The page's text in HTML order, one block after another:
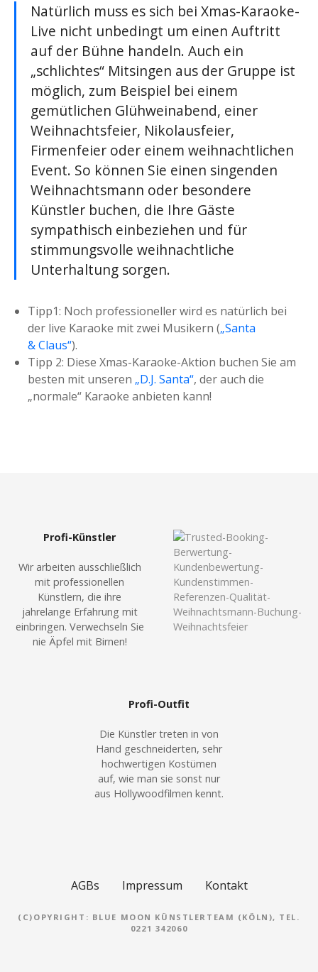
Natürlich muss es sich bei Xmas-Karaoke-
Live nicht unbedingt um einen Auftritt
auf der Bühne handeln. Auch ein
„schlichtes“ Mitsingen aus der Gruppe ist
möglich, zum Beispiel bei einem
gemütlichen Glühweinabend, einer
Weihnachtsfeier, Nikolausfeier,
Firmenfeier oder einem weihnachtlichen
Event. So können Sie einen singenden
Weihnachtsmann oder besondere
Künstler buchen, die Ihre Gäste
sympathisch einbeziehen und für
stimmungsvolle weihnachtliche
Unterhaltung sorgen.
Tipp1: Noch professioneller wird es natürlich bei
der live Karaoke mit zwei Musikern („Santa
& Claus“).
Tipp 2: Diese Xmas-Karaoke-Aktion buchen Sie am
besten mit unseren „D.J. Santa“, der auch die
„normale“ Karaoke anbieten kann!
Profi-Künstler
Wir arbeiten ausschließlich
mit professionellen
Künstlern, die ihre
jahrelange Erfahrung mit
einbringen. Verwechseln Sie
nie Äpfel mit Birnen!
Profi-Outfit
Die Künstler treten in von
Hand geschneiderten, sehr
hochwertigen Kostümen
auf, wie man sie sonst nur
aus Hollywoodfilmen kennt.
AGBs Impressum Kontakt
(C)OPYRIGHT: BLUE MOON KÜNSTLERTEAM (KÖLN), TEL.
0221 342060